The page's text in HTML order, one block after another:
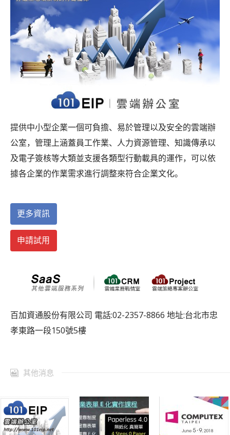
提供中小型企業一個可負擔、易於管理以及安全的雲端辦
公室，管理上涵蓋員工作業、人力資源管理、知識傳承以
及電子簽核等大類並支援各類型行動載具的運作，可以依
據各企業的作業需求進行調整來符合企業文化。
更多資訊
申請試用
百加資通股份有限公司 電話:02-2357-8866 地址:台北市忠
孝東路一段150號5樓
其他消息